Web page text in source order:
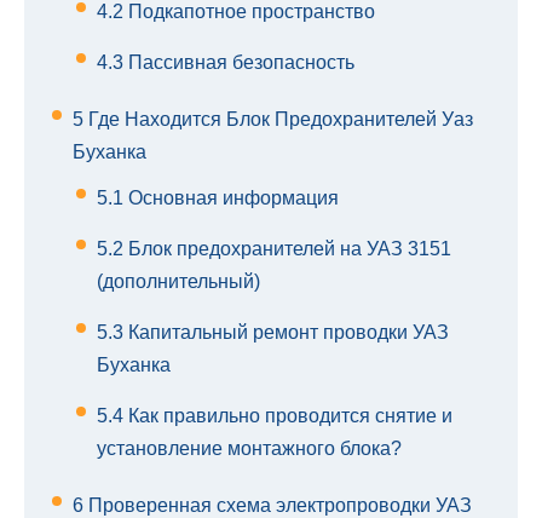
4.2 Подкапотное пространство
4.3 Пассивная безопасность
5 Где Находится Блок Предохранителей Уаз
Буханка
5.1 Основная информация
5.2 Блок предохранителей на УАЗ 3151
(дополнительный)
5.3 Капитальный ремонт проводки УАЗ
Буханка
5.4 Как правильно проводится снятие и
установление монтажного блока?
6 Проверенная схема электропроводки УАЗ